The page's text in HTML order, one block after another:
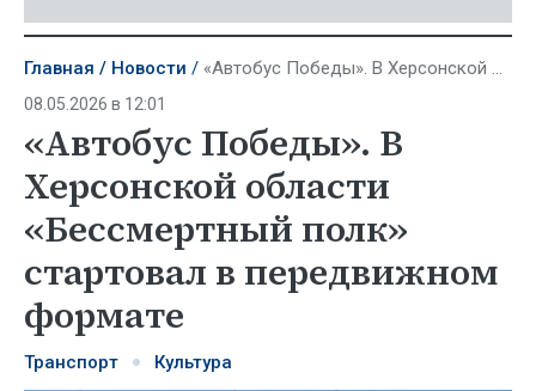
Главная Новости «Автобус Победы». В Херсонской области «Бессмертный полк» стартовал в передвижном формате
08.05.2026 в 12:01
«Автобус Победы». В
Херсонской области
«Бессмертный полк»
стартовал в передвижном
формате
Транспорт Культура